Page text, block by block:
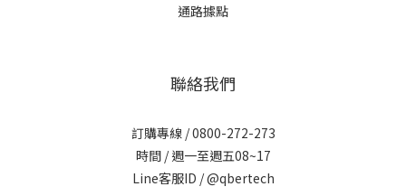
通路據點
聯絡我們
訂購專線 / 0800-272-273
時間 / 週一至週五08~17
Line客服ID /@qbertech